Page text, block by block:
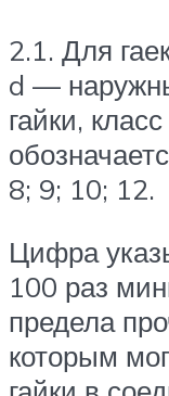
2.1. Для
d —
гайки,
8; 9; 10; 12.
Цифра
100 раз
предела
которым